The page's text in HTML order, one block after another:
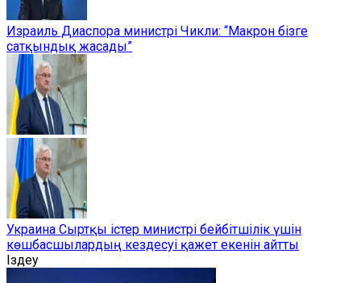
Израиль Диаспора министрі Чикли: “Макрон бізге
сатқындық жасады”
Украина Сыртқы істер министрі бейбітшілік үшін
көшбасшылардың кездесуі қажет екенін айтты
Іздеу